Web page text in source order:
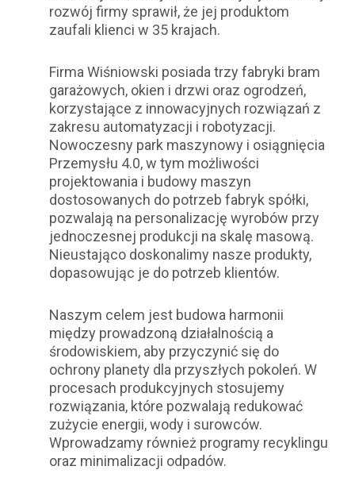
rozwój firmy sprawił, że jej produktom
zaufali klienci w 35 krajach.
Firma Wiśniowski posiada trzy fabryki bram
garażowych, okien i drzwi oraz ogrodzeń,
korzystające z innowacyjnych rozwiązań z
zakresu automatyzacji i robotyzacji.
Nowoczesny park maszynowy i osiągnięcia
Przemysłu 4.0, w tym możliwości
projektowania i budowy maszyn
dostosowanych do potrzeb fabryk spółki,
pozwalają na personalizację wyrobów przy
jednoczesnej produkcji na skalę masową.
Nieustająco doskonalimy nasze produkty,
dopasowując je do potrzeb klientów.
Naszym celem jest budowa harmonii
między prowadzoną działalnością a
środowiskiem, aby przyczynić się do
ochrony planety dla przyszłych pokoleń. W
procesach produkcyjnych stosujemy
rozwiązania, które pozwalają redukować
zużycie energii, wody i surowców.
Wprowadzamy również programy recyklingu
oraz minimalizacji odpadów.